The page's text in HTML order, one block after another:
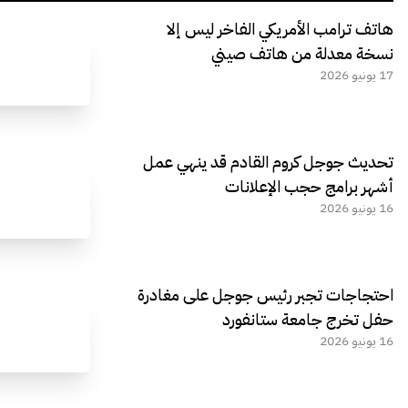
هاتف ترامب الأمريكي الفاخر ليس إلا
نسخة معدلة من هاتف صيني
17 يونيو 2026
تحديث جوجل كروم القادم قد ينهي عمل
أشهر برامج حجب الإعلانات
16 يونيو 2026
احتجاجات تجبر رئيس جوجل على مغادرة
حفل تخرج جامعة ستانفورد
16 يونيو 2026